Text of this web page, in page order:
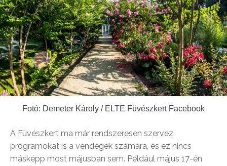
Fotó: Demeter Károly / ELTE Füvészkert Facebook
A Füvészkert ma már rendszeresen szervez
programokat is a vendégek számára, és ez nincs
másképp most májusban sem. Például május 17-én